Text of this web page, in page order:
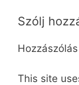
Szólj
This site